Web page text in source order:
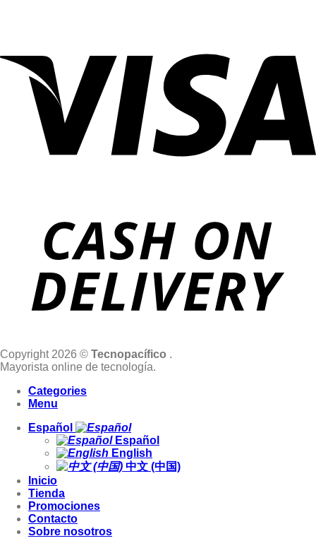
Copyright 2026 © Tecnopacífico .
Mayorista online de tecnología.
Categories
Menu
Español
Español
English
中文 (中国)
Inicio
Tienda
Promociones
Contacto
Sobre nosotros